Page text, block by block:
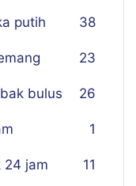
putih 38
23
bulus 26
1
24 jam 11